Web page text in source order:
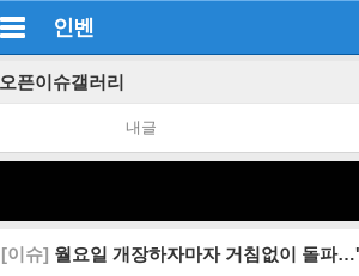
인벤
오픈이슈갤러리
내글
[이슈] 월요일 개장하자마자 거침없이 돌파